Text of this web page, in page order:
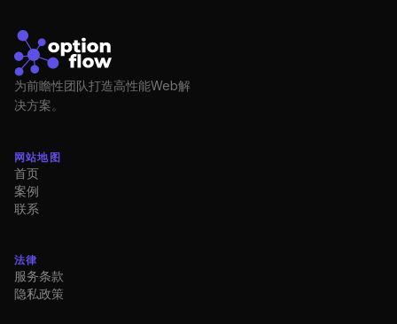
为前瞻性团队打造高性能Web解
决方案。
网站地图
首页
案例
联系
法律
服务条款
隐私政策